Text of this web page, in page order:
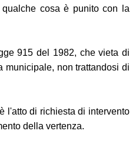
cosa è punito con la
915 del 1982, che vieta di
non trattandosi di
l'atto di richiesta di intervento
della vertenza.